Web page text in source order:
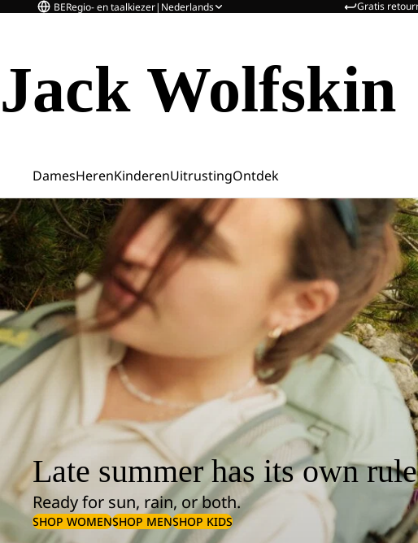
Gratis
BERegio- en taalkiezer| Nederlands
Jack Wolfskin
DamesHerenKinderenUitrustingOntdek
Late summer has its own
Ready for sun, rain, or both.
SHOP WOMENSHOP MENSHOP KIDS